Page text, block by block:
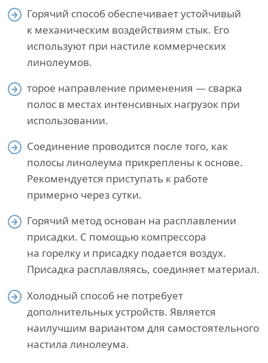
Горячий способ обеспечивает устойчивый
к механическим воздействиям стык. Его
используют при настиле коммерческих
линолеумов.
торое направление применения — сварка
полос в местах интенсивных нагрузок при
использовании.
Соединение проводится после того, как
полосы линолеума прикреплены к основе.
Рекомендуется приступать к работе
примерно через сутки.
Горячий метод основан на расплавлении
присадки. С помощью компрессора
на горелку и присадку подается воздух.
Присадка расплавляясь, соединяет материал.
Холодный способ не потребует
дополнительных устройств. Является
наилучшим вариантом для самостоятельного
настила линолеума.